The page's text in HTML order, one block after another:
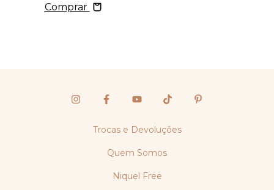
Comprar
Trocas e Devoluções
Quem Somos
Niquel Free